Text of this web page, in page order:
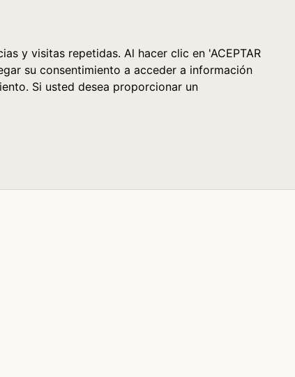
y visitas repetidas. Al hacer clic en 'ACEPTAR
su consentimiento a acceder a información
Si usted desea proporcionar un